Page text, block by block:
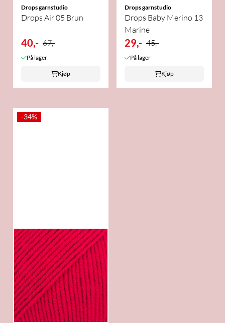
Drops garnstudio
Drops Air 05 Brun
40,- 67,-
På lager
Kjøp
Drops garnstudio
Drops Baby Merino 13
Marine
29,- 45,-
På lager
Kjøp
-34%